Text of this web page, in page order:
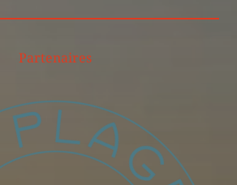
Partenaires